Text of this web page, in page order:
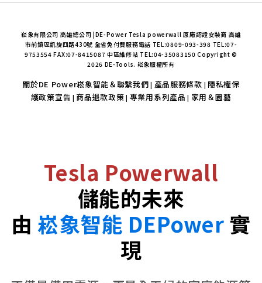
崧象有限公司 高雄總公司 |DE-Power Tesla powerwall 原廠認證安裝商 高雄
市前鎮區凱旋四路430號 全省免付費服務電話 TEL:0809-093-398 TEL:07-
9753554 FAX:07-8415087 中區維修站 TEL:04-35083150 Copyright ©
2026 DE-Tools. 崧象版權所有
關於DE Power崧象智能＆聯繫我們 | 產品服務條款 | 隱私權保
護政策宣告 | 商品退款政策 | 專業用系列產品 | 家用＆園藝
Tesla Powerwall
儲能的未來
由 崧象智能 DEPower實
現